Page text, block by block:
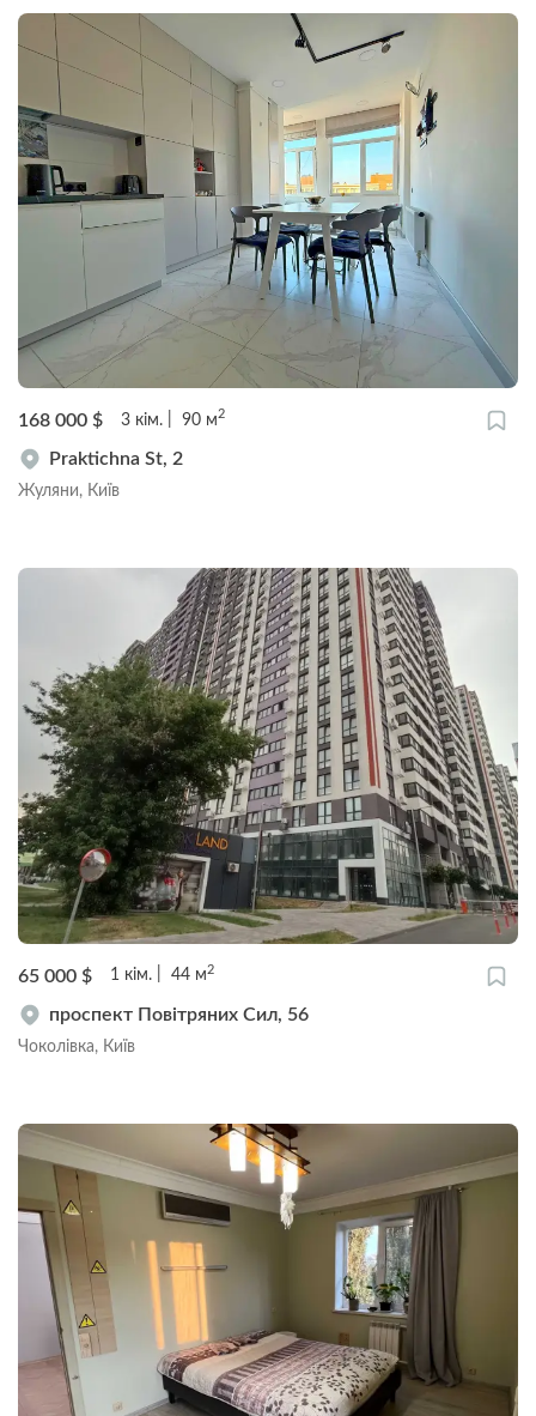
168 000 $ 3 кім. 90 м2
Praktichna St, 2
Жуляни, Київ
65 000 $ 1 кім. 44 м 2
проспект Повітряних Сил, 56
Чоколівка, Київ